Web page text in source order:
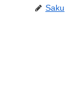
Saku